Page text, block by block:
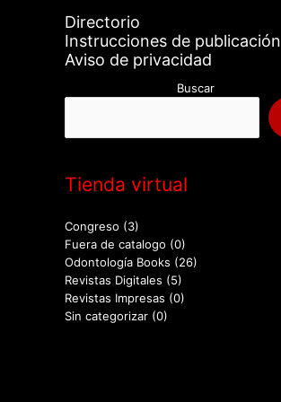
Directorio
Instrucciones de publicación
Aviso de privacidad
Buscar
Tienda virtual
Congreso (3)
Fuera de catalogo (0)
Odontología Books (26)
Revistas Digitales (5)
Revistas Impresas (0)
Sin categorizar (0)